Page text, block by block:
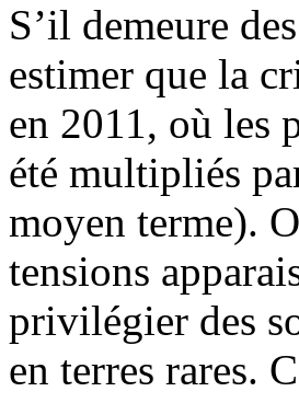
S’il demeure
estimer que la
en 2011, où les
été multipliés
moyen terme).
tensions
privilégier des
en terres rares.